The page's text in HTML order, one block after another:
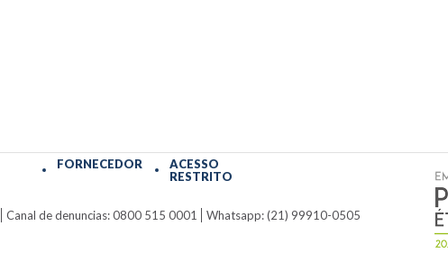
FORNECEDOR
ACESSO
RESTRITO
Canal de denuncias: 0800 515 0001
Whatsapp: (21) 99910-0505